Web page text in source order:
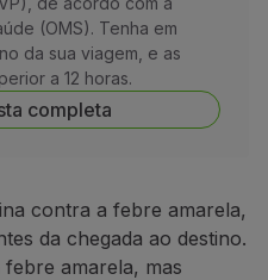
(OMS). Tenha em
da sua viagem, e as
a 12 horas.
completa
contra a febre amarela,
da chegada ao destino.
amarela, mas